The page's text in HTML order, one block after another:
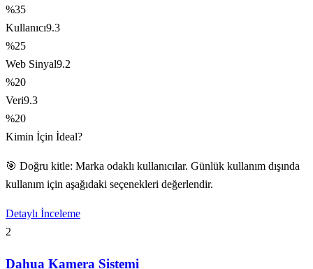
%35
Kullanıcı9.3
%25
Web Sinyal9.2
%20
Veri9.3
%20
Kimin İçin İdeal?
🎯 Doğru kitle: Marka odaklı kullanıcılar. Günlük kullanım dışında
kullanım için aşağıdaki seçenekleri değerlendir.
Detaylı İnceleme
2
Dahua Kamera Sistemi